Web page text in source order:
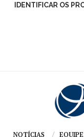
IDENTIFICAR OS
NOTÍCIAS EQUIPE